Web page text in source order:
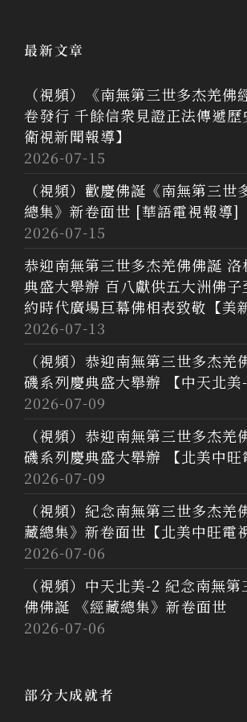
最新文章
（視頻）《南無第三世多杰羌佛
卷發行 千餘信衆見證正法傳遞歷
衛視新聞報導】
2026-07-15
（視頻）歡慶佛誕《南無第三世
總集》新卷面世 [華語電視報導]
2026-07-15
恭迎南無第三世多杰羌佛佛誕 洛
典盛大舉辦 百八獻供五大洲佛
約時代廣場巨幕佛相表致敬【美
2026-07-13
（視頻）恭迎南無第三世多杰羌
磯系列慶典盛大舉辦 【中天北美-
2026-07-09
（視頻）恭迎南無第三世多杰羌
磯系列慶典盛大舉辦 【北美中旺
2026-07-09
（視頻）紀念南無第三世多杰羌
藏總集》新卷面世【北美中旺電
2026-07-06
（視頻）中天北美-2 紀念南無
佛佛誕 《經藏總集》新卷面世
2026-07-06
部分大成就者